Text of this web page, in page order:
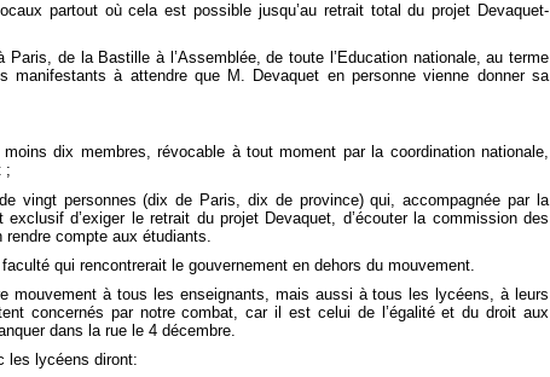
partout où cela est possible jusqu’au retrait total du projet Devaquet-
de la Bastille à l’Assemblée, de toute l’Education nationale, au terme
manifestants à attendre que M. Devaquet en personne vienne donner sa
dix membres, révocable à tout moment par la coordination nationale,
;
vingt personnes (dix de Paris, dix de province) qui, accompagnée par la
d’exiger le retrait du projet Devaquet, d’écouter la commission des
compte aux étudiants.
qui rencontrerait le gouvernement en dehors du mouvement.
mouvement à tous les enseignants, mais aussi à tous les lycéens, à leurs
concernés par notre combat, car il est celui de l’égalité et du droit aux
dans la rue le 4 décembre.
les lycéens diront: